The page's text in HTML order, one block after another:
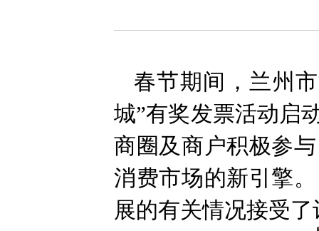
春节期间，兰州
城”有奖发票活动启
商圈及商户积极参
消费市场的新引擎
展的有关情况接受